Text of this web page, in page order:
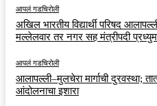
आपलं गडचिरोली
अखिल भारतीय विद्यार्थी परिषद
मल्लेलवार तर नगर सह मंत्रीपदी
आपलं गडचिरोली
आलापल्ली–मुलचेरा मार्गाची दुरवस्था;
आंदोलनाचा इशारा